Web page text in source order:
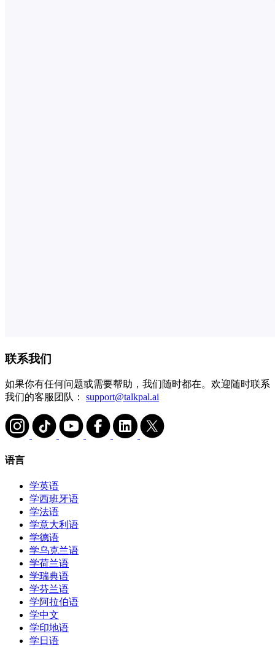
联系我们
如果你有任何问题或需要帮助，我们随时都在。欢迎随时联系
我们的客服团队： support@talkpal.ai
语言
学英语
学西班牙语
学法语
学意大利语
学德语
学乌克兰语
学荷兰语
学瑞典语
学芬兰语
学阿拉伯语
学中文
学印地语
学日语